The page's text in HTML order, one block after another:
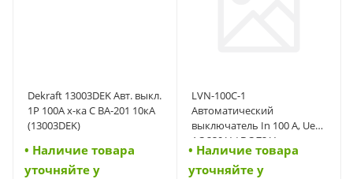
Dekraft 13003DEK Авт. выкл.
1Р 100А х-ка С ВА-201 10кА
(13003DEK)
• Наличие товара
уточняйте у
LVN-100C-1
Автоматический
выключатель In 100 A, Ue
AC 230 V / DC 72 V,
характеристика C, 1-полюс,
Icn 10 kA (42266)
• Наличие товара
уточняйте у